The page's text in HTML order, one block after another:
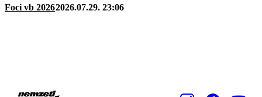
Foci vb 20262026.07.29. 23:06